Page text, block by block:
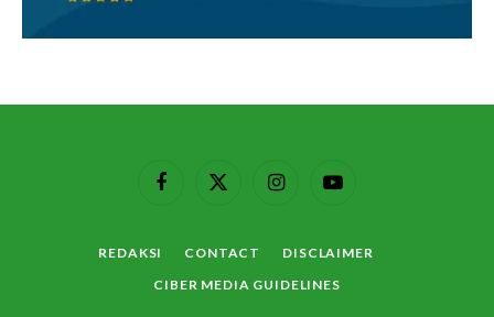
FacebookX
InstagramYouTube
REDAKSI CONTACT
DISCLAIMER
CIBER MEDIA GUIDELINES